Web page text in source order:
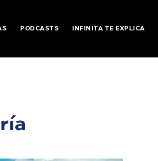
PODCASTS INFINITA TE EXPLICA